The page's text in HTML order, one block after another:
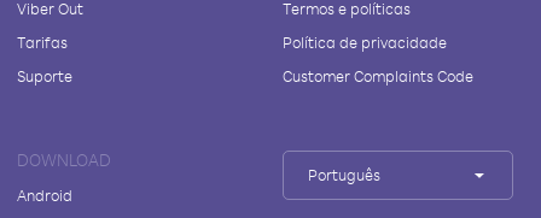
Viber Out
Tarifas
Suporte
Termos e políticas
Política de privacidade
Customer Complaints Code
DOWNLOAD
Android
Português